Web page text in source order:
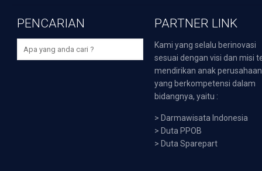
PENCARIAN PARTNER LINK
Kami yang selalu berinovasi
sesuai dengan visi dan misi
mendirikan anak perusahaan
yang berkompetensi dalam
bidangnya, yaitu :
> Darmawisata Indonesia
> Duta PPOB
> Duta Sparepart